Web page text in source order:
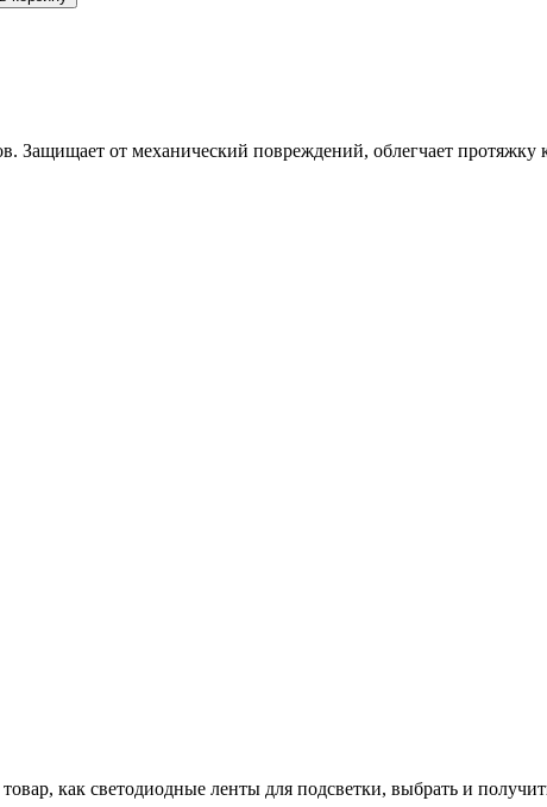
Защищает от механический повреждений, облегчает протяжку
как светодиодные ленты для подсветки, выбрать и